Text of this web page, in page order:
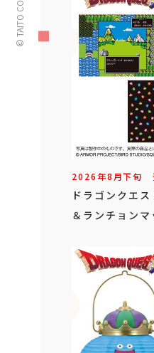
2026年8月下旬
ドラゴンクエ
＆ランチョンマ